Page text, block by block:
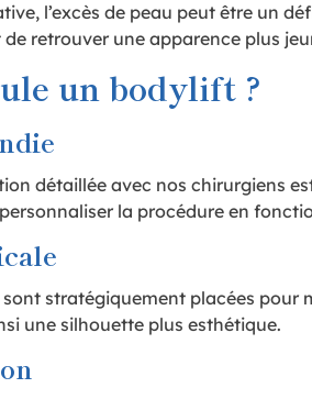
l’excès de peau peut être un
retrouver une apparence plus
un bodylift ?
détaillée avec nos chirurgiens
la procédure en
stratégiquement placées pour
une silhouette plus esthétique.